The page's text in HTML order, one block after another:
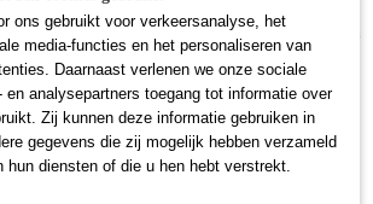
ons gebruikt voor verkeersanalyse, het
media-functies en het personaliseren van
Daarnaast verlenen we onze sociale
en analysepartners toegang tot informatie over
Zij kunnen deze informatie gebruiken in
gegevens die zij mogelijk hebben verzameld
hun diensten of die u hen hebt verstrekt.